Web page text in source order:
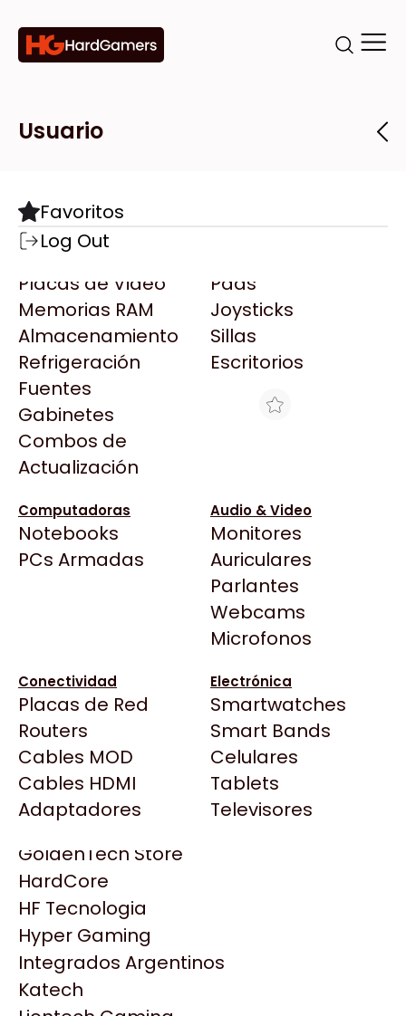
Categorías
Componentes
Motherboards
Microprocesadores
Placas de Video
Memorias RAM
Almacenamiento
Refrigeración
Fuentes
Gabinetes
Combos de
Actualización
Pads
Joysticks
Sillas
Escritorios
Computadoras
Notebooks
PCs Armadas
Audio & Video
Monitores
Auriculares
Parlantes
Webcams
Microfonos
Conectividad
Placas de Red
Routers
Cables MOD
Cables HDMI
Adaptadores
Electrónica
Smartwatches
Smart Bands
Celulares
Tablets
Televisores
Marcas
Todas las Marcas
AMD
AULA
Acer
Adata
AeroCool
Antec
Arkham
Asrock
BenQ
CX
Cooler Master
Deepcool
Dell
EVGA
Gamemax
Genesis
Genius
HP
HyperX
INNO3D
Intel
Kingston
Lenovo
Tiendas
Destacadas
Todas las Tiendas
Click Gaming
Compufan Store
Dinobyte
Full H4rd
Gaming City
Gezatek
GoldenTech Store
HardCore
HF Tecnologia
Hyper Gaming
Integrados Argentinos
Katech
Usuario
Favoritos
Log Out
HT FACE PLATE RJ/RWD/ABIE
Ver producto en la página de Max Tecno